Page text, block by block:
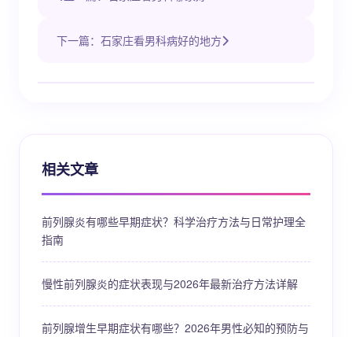
下一篇：石家庄看男科病好的地方
相关文章
前列腺炎有哪些早期症状？科学治疗方法与日常护理全
指南
慢性前列腺炎的症状表现与2026年最新治疗方法详解
前列腺增生早期症状有哪些？2026年男性必知的预防与